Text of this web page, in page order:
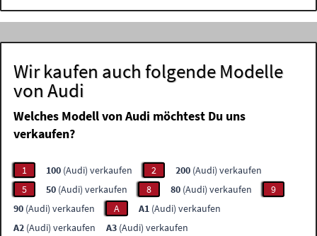
Wir kaufen auch folgende Modelle
von Audi
Welches Modell von Audi möchtest Du uns
verkaufen?
1 100 (Audi) verkaufen 2 200 (Audi) verkaufen
5
50 (Audi) verkaufen 8 80 (Audi) verkaufen
9
90 (Audi) verkaufen A A1 (Audi) verkaufen
A2 (Audi) verkaufen A3 (Audi) verkaufen